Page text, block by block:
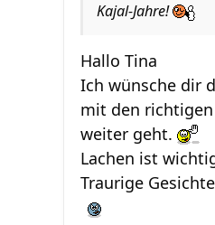
Kajal-Jahre!
Hallo Tina
Ich wünsche dir
mit den
weiter geht.
Lachen ist
Traurige